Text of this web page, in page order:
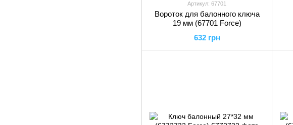
Артикул: 67701
Вороток для балонного ключа
19 мм (67701 Force)
632 грн